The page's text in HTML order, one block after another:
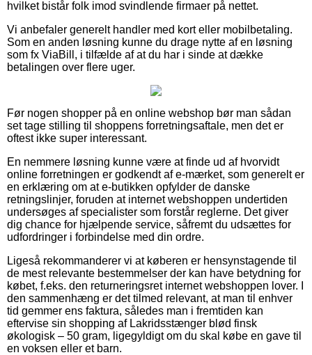
hvilket bistår folk imod svindlende firmaer på nettet.
Vi anbefaler generelt handler med kort eller mobilbetaling.
Som en anden løsning kunne du drage nytte af en løsning
som fx ViaBill, i tilfælde af at du har i sinde at dække
betalingen over flere uger.
Før nogen shopper på en online webshop bør man sådan
set tage stilling til shoppens forretningsaftale, men det er
oftest ikke super interessant.
En nemmere løsning kunne være at finde ud af hvorvidt
online forretningen er godkendt af e-mærket, som generelt er
en erklæring om at e-butikken opfylder de danske
retningslinjer, foruden at internet webshoppen undertiden
undersøges af specialister som forstår reglerne. Det giver
dig chance for hjælpende service, såfremt du udsættes for
udfordringer i forbindelse med din ordre.
Ligeså rekommanderer vi at køberen er hensynstagende til
de mest relevante bestemmelser der kan have betydning for
købet, f.eks. den returneringsret internet webshoppen lover. I
den sammenhæng er det tilmed relevant, at man til enhver
tid gemmer ens faktura, således man i fremtiden kan
eftervise sin shopping af Lakridsstænger blød finsk
økologisk – 50 gram, ligegyldigt om du skal købe en gave til
en voksen eller et barn.